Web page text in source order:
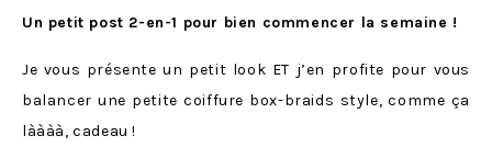
Un petit post 2-en-1 pour bien commencer la semaine !
Je vous présente un petit look ET j’en profite pour vous
balancer une petite coiffure box-braids style, comme ça
làààà, cadeau !